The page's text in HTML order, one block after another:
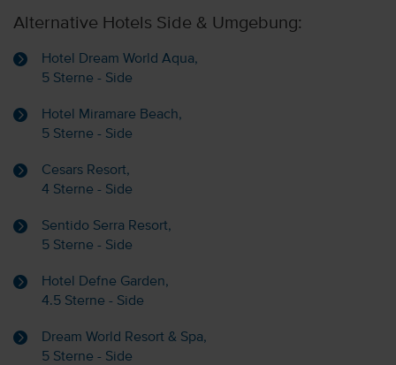
Alternative Hotels Side & Umgebung:
Hotel Dream World Aqua,
5 Sterne - Side
Hotel Miramare Beach,
5 Sterne - Side
Cesars Resort,
4 Sterne - Side
Sentido Serra Resort,
5 Sterne - Side
Hotel Defne Garden,
4.5 Sterne - Side
Dream World Resort & Spa,
5 Sterne - Side